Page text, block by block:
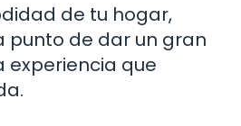
de tu hogar,
punto de dar un gran
experiencia que